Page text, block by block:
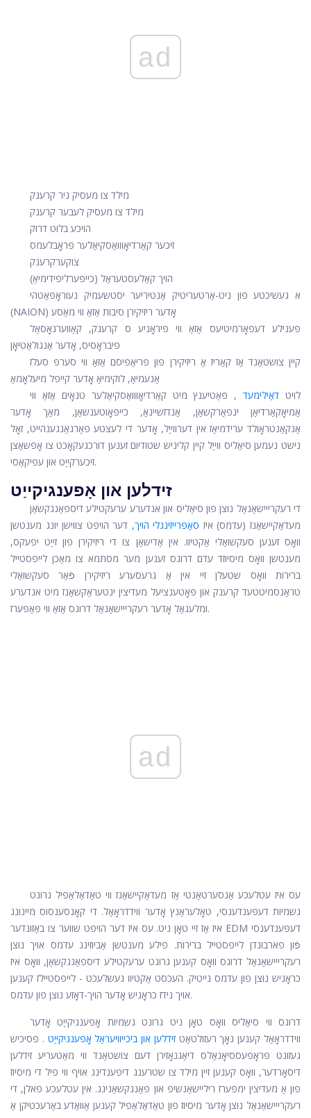
ad
מילד צו מעסיק ניר קרענק
מילד צו מעסיק לעבער קרענק
הויכע בלוט דרוק
זיכער קאַרדיאָווואַסקיאַלער פּראָבלעמס
צוקערקרענק
הויך קאַלעסטעראַל (כייפּערליפּידימיאַ)
א געשיכטע פון ​​ניט-אַרטעריטיק אַנטיריער יסטשעמיק נעוראָפּאַטהי
(NAION) אָדער ריזיקירן סיבות אַזאַ ווי מאַסע
פּענילע דעפאָרמיטיעס אַזאַ ווי פּיראָניע ס קרענק, קאַווערנאָסאַל
פיבראָסיס, אָדער אַנגולאַטיאָן
קיין צושטאַנד אַז קאַריז אַ ריזיקירן פון פּריאַפּיסם אַזאַ ווי סערפּ סעלז
אַנעמיאַ, לוקימיאַ אָדער קייפל מיעלאָמאַ
לויט דאַילימעד , פּאַטיענץ מיט קאַרדיאָווואַסקיאַלער טנאָים אַזאַ ווי
אַמיאָקאַרדיאַן ינפאַרקשאַן, אַנדזשיינאַ, כייפּאָוטענשאַן, מאַך אָדער
אַנקאַנטראָולד ערידמיאַז אין דערווייַל, אָדער די לעצטע פאַרגאַנגענהייט, זאָל
נישט נעמען סיאַליס ווייַל קיין קליניש שטודיום זענען דורכגעקאָכט צו אָפּשאַצן
זיכערקייַט און עפיקאַסי.
זידלען און אָפענגיקייַט
די רעקרייישאַנאַל נוצן פון סיאַליס און אנדערע ערעקטילע דיספאַנגקשאַן
מעדאַקיישאַנז (עדמס) איז סאַפּרייזינגלי הויך, דער הויפּט צווישן יונג מענטשן
וואָס זענען סעקשואַלי אַקטיוו. אין אַדישאַן צו די ריזיקירן פון זייַט יפעקס,
מענטשן וואָס מיסיוזד עדם דרוגס זענען מער מסתּמא צו מאַכן לייפסטייל
ברירות וואָס שטעלן זיי אין אַ גרעסערע ריזיקירן פֿאַר סעקשואַלי
טראַנסמיטטעד קרענק און פּאָטענציעל מעדיצין ינטעראַקשאַנז מיט אנדערע
ומלעגאַל אָדער רעקרייישאַנאַל דרוגס אַזאַ ווי פּאַפּערז.
ad
עס איז עטלעכע אַנסערטאַנטי אַז מעדאַקיישאַנז ווי טאַדאַלאַפיל גרונט
גשמיות דעפּענדענסי, טאָלעראַנץ אָדער ווידדראָאַל. די קאָנסענסוס מיינונג
איז אַז זיי טאָן ניט. עס איז דער הויפּט שווער צו באַזונדער EDM דעפּענדענסי
פֿון פארבונדן לייפסטייל ברירות. פילע מענטשן אַביוזינג עדמס אויך נוצן
רעקרייישאַנאַל דרוגס וואָס קענען גרונט ערעקטילע דיספאַנגקשאַן, וואָס איז
כראָניש נוצן פון עדמס נייטיק. העכסט אַקטיוו געשלעכט - לייפסטיילז קענען
אויך נידז כראָניש אָדער הויך-דאָזע נוצן פון עדמס.
דרוגס ווי סיאַליס וואָס טאָן ניט גרונט גשמיות אָפענגיקייַט אָדער
ווידדראָאַל קענען נאָך רעזולטאַט זידלען און ביכייוויעראַל אָפענגיקייַט . פסיכיש
געזונט פּראָפעססיאָנאַלס דיאַגנאָזירן דעם צושטאַנד ווי מאַטעריע זידלען
דיסאָרדער, וואָס קענען זיין מילד צו שטרענג דיפּענדינג אויף ווי פיל די מיסיוז
פון אַ מעדיצין ימפּערז ריליישאַנשיפּ און פאַנגקשאַנינג. אין עטלעכע פאלן, די
רעקרייישאַנאַל נוצן אָדער מיסיוז פון טאַדאַלאַפיל קענען אַוואַדע באַרעכטיקן אַ